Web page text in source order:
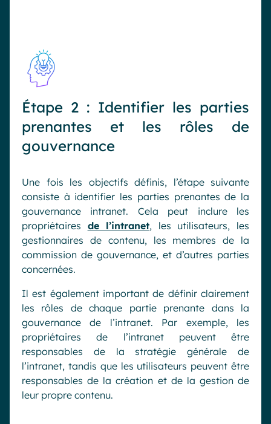
Étape 2 : Identifier les parties
prenantes et les rôles de
gouvernance
Une fois les objectifs définis, l’étape suivante
consiste à identifier les parties prenantes de la
gouvernance intranet. Cela peut inclure les
propriétaires de l’intranet, les utilisateurs, les
gestionnaires de contenu, les membres de la
commission de gouvernance, et d’autres parties
concernées.
Il est également important de définir clairement
les rôles de chaque partie prenante dans la
gouvernance de l’intranet. Par exemple, les
propriétaires de l’intranet peuvent être
responsables de la stratégie générale de
l’intranet, tandis que les utilisateurs peuvent être
responsables de la création et de la gestion de
leur propre contenu.